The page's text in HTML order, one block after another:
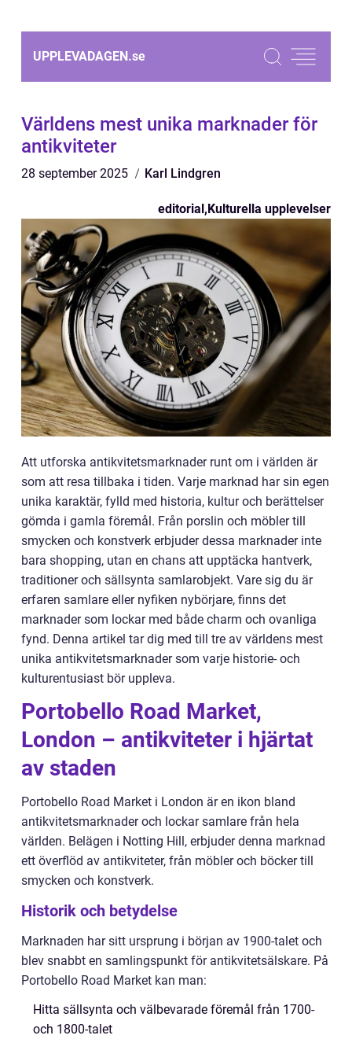
UPPLEVADAGEN.se
Världens mest unika marknader för
antikviteter
28 september 2025 Karl Lindgren
editorial,Kulturella upplevelser
Att utforska antikvitetsmarknader runt om i världen är
som att resa tillbaka i tiden. Varje marknad har sin egen
unika karaktär, fylld med historia, kultur och berättelser
gömda i gamla föremål. Från porslin och möbler till
smycken och konstverk erbjuder dessa marknader inte
bara shopping, utan en chans att upptäcka hantverk,
traditioner och sällsynta samlarobjekt. Vare sig du är
erfaren samlare eller nyfiken nybörjare, finns det
marknader som lockar med både charm och ovanliga
fynd. Denna artikel tar dig med till tre av världens mest
unika antikvitetsmarknader som varje historie- och
kulturentusiast bör uppleva.
Portobello Road Market,
London – antikviteter i hjärtat
av staden
Portobello Road Market i London är en ikon bland
antikvitetsmarknader och lockar samlare från hela
världen. Belägen i Notting Hill, erbjuder denna marknad
ett överflöd av antikviteter, från möbler och böcker till
smycken och konstverk.
Historik och betydelse
Marknaden har sitt ursprung i början av 1900-talet och
blev snabbt en samlingspunkt för antikvitetsälskare. På
Portobello Road Market kan man:
Hitta sällsynta och välbevarade föremål från 1700-
och 1800-talet